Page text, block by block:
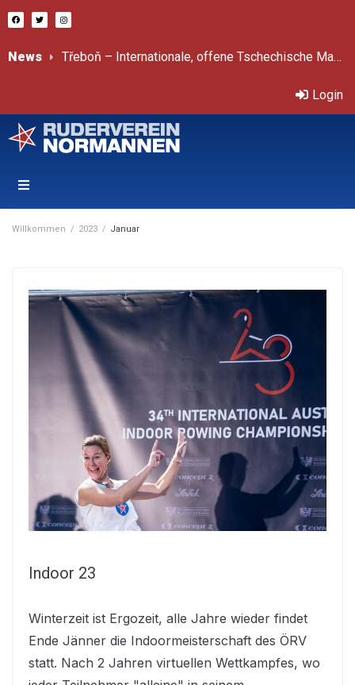
News Třeboň – Internationale, offene Tschechische Mastersmeisterschaften 11.-12.7.2026
Bericht von Sprint-ÖM
Login
Willkommen / 2023 / Januar
Indoor 23
Winterzeit ist Ergozeit, alle Jahre wieder findet
Ende Jänner die Indoormeisterschaft des ÖRV
statt. Nach 2 Jahren virtuellen Wettkampfes, wo